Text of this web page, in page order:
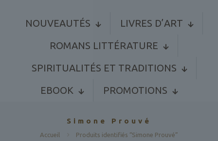
NOUVEAUTÉS
LIVRES D’ART
ROMANS LITTÉRATURE
SPIRITUALITÉS ET TRADITIONS
EBOOK
PROMOTIONS
Simone Prouvé
Accueil Produits identifiés “Simone Prouvé”